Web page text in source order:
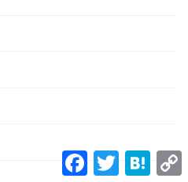
FacebookTwitter Hatena